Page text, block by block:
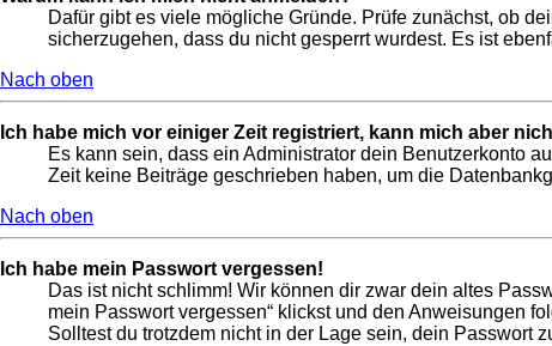
Dafür gibt es viele mögliche Gründe. Prüfe zunächst, ob
sicherzugehen, dass du nicht gesperrt wurdest. Es ist
Nach oben
Ich habe mich vor einiger Zeit registriert, kann mich aber
Es kann sein, dass ein Administrator dein Benutzerkonto
Zeit keine Beiträge geschrieben haben, um die
Nach oben
Ich habe mein Passwort vergessen!
Das ist nicht schlimm! Wir können dir zwar dein altes
mein Passwort vergessen“ klickst und den Anweisungen
Solltest du trotzdem nicht in der Lage sein, dein Passwort